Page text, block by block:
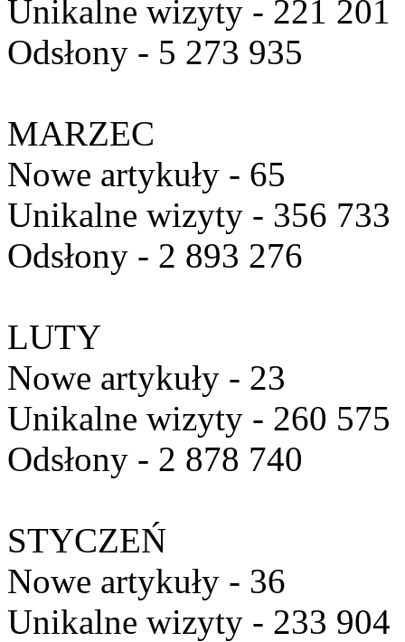
Unikalne wizyty - 221 201
Odsłony - 5 273 935
MARZEC
Nowe artykuły - 65
Unikalne wizyty - 356 733
Odsłony - 2 893 276
LUTY
Nowe artykuły - 23
Unikalne wizyty - 260 575
Odsłony - 2 878 740
STYCZEŃ
Nowe artykuły - 36
Unikalne wizyty - 233 904